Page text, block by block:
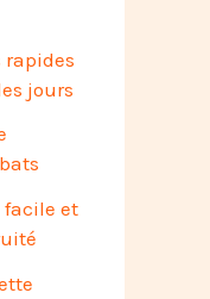
rapides
jours
facile et